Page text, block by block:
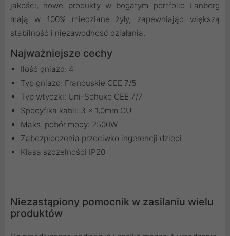
jakości, nowe produkty w bogatym portfolio Lanberg
mają w 100% miedziane żyły, zapewniając większą
stabilność i niezawodność działania.
Najważniejsze cechy
Ilość gniazd: 4
Typ gniazd: Francuskie CEE 7/5
Typ wtyczki: Uni-Schuko CEE 7/7
Specyfika kabli: 3 x 1,0mm CU
Maks. pobór mocy: 2500W
Zabezpieczenia przeciwko ingerencji dzieci
Klasa szczelności IP20
Niezastąpiony pomocnik w zasilaniu wielu
produktów